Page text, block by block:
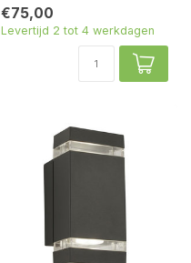
€75,00
Levertijd 2 tot 4 werkdagen